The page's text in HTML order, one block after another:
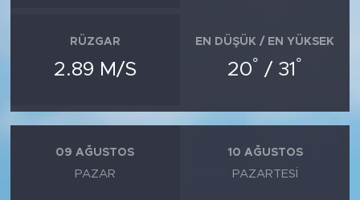
RÜZGAR
2.89 M/S
EN DÜŞÜK / EN YÜKSEK
20° / 31 °
09 AĞUSTOS
PAZAR
10 AĞUSTOS
PAZARTESI